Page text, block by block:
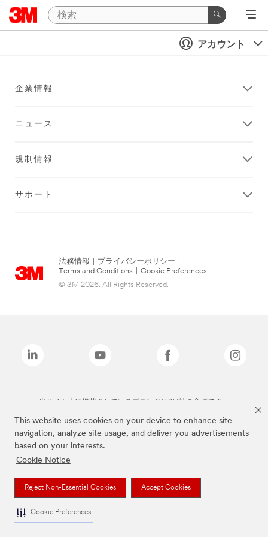
This website uses cookies on your device to enhance site
navigation, analyze site usage, and deliver you advertisements
based on your interests.
Cookie Notice
Reject Non-Essential Cookies Accept Cookies
Cookie Preferences
アカウント
企業情報
ニュース
規制情報
サポート
法務情報 プライバシーポリシー
Terms and Conditions
Cookie Preferences
© 3M 2026. All Rights Reserved.
当サイト上に掲載されているブランドは3M社の商標です。